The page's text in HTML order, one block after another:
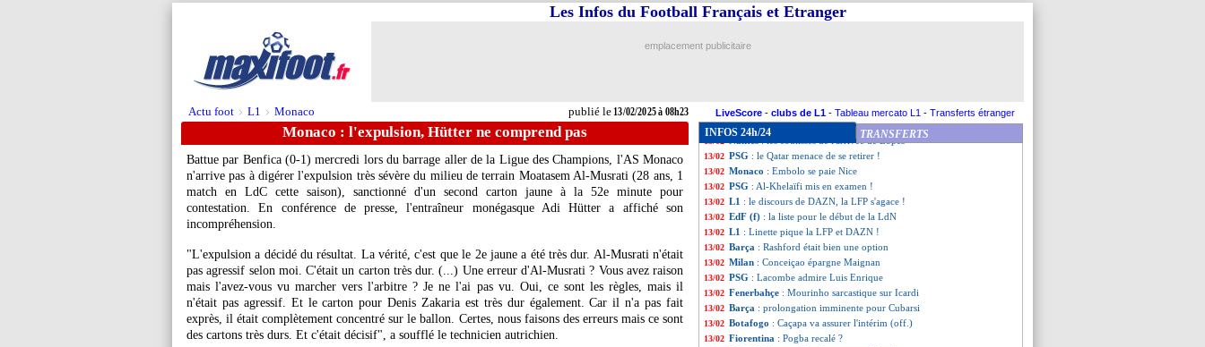
Actu foot > L1 > Monaco publié le13/02/2025 à 08h23
Les Infos du Football Français et Etranger
emplacement publicitaire
LiveScore - clubs de L1 - Tableau mercato L1 - Transferts étranger
Monaco : l'expulsion, Hütter ne comprend pas
Battue par Benfica (0-1) mercredi lors du barrage aller de la Ligue des Champions, l'AS Monaco
n'arrive pas à digérer l'expulsion très sévère du milieu de terrain Moatasem Al-Musrati (28 ans, 1
match en LdC cette saison), sanctionné d'un second carton jaune à la 52e minute pour
contestation. En conférence de presse, l'entraîneur monégasque Adi Hütter a affiché son
incompréhension.
"L'expulsion a décidé du résultat. La vérité, c'est que le 2e jaune a été très dur. Al-Musrati n'était
pas agressif selon moi. C'était un carton très dur. (...) Une erreur d'Al-Musrati ? Vous avez raison
mais l'avez-vous vu marcher vers l'arbitre ? Je ne l'ai pas vu. Oui, ce sont les règles, mais il
n'était pas agressif. Et le carton pour Denis Zakaria est très dur également. Car il n'a pas fait
exprès, il était complètement concentré sur le ballon. Certes, nous faisons des erreurs mais ce sont
des cartons très durs. Et c'était décisif", a soufflé le technicien autrichien.
INFOS 24h/24 TRANSFERTS
13/02 Nantes: DAZN-LFP, Kombouaré inquiet
13/02 Tottenham: le Qatar intéressé pour un rachat
13/02 Barça
13/02 Lyon: perdre sa place, Lopes ne l'imaginait pas
13/02 Montpellier: Nicollin, un discours inquiétant
: les coulisses de l'arrivée de Lopes
13/02 PSG : le Qatar menace de se retirer !
13/02 Monaco : Embolo se paie Nice
13/02 PSG : Al-Khelaïfi mis en examen !
13/02 L1 : le discours de DAZN, la LFP s'agace !
13/02 EdF (f) : la liste pour le début de la LdN
13/02 L1 : Linette pique la LFP et DAZN !
13/02 Barça : Rashford était bien une option
13/02 Milan : Conceiçao épargne Maignan
13/02 PSG : Lacombe admire Luis Enrique
13/02 Fenerbahçe : Mourinho sarcastique sur Icardi
13/02 Barça : prolongation imminente pour Cubarsi
13/02 Botafogo : Caçapa va assurer l'intérim (off.)
13/02 Fiorentina : Pogba recalé ?